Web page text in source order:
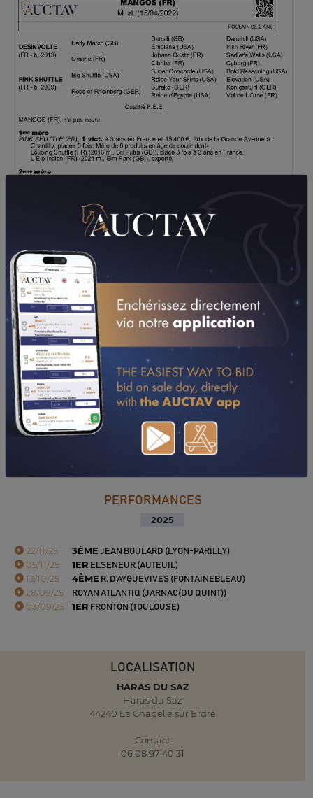
PERFORMANCES
2025
22/11/25 3ÈME JEAN BOULARD (LYON-PARILLY)
05/11/25 1ER ELSENEUR (AUTEUIL)
13/10/25 4ÈME R. D'AYGUEVIVES (FONTAINEBLEAU)
28/09/25 ROYAN ATLANTIQ (JARNAC(DU QUINT))
03/09/25 1ER FRONTON (TOULOUSE)
LOCALISATION
HARAS DU SAZ
Haras du Saz
44240 La Chapelle sur Erdre
Contact
06 08 97 40 31